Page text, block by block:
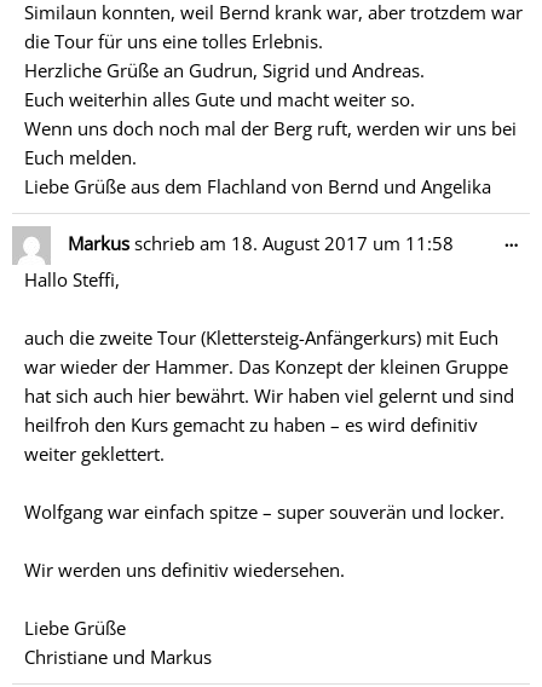
Similaun konnten, weil Bernd krank war, aber trotzdem war
die Tour für uns eine tolles Erlebnis.
Herzliche Grüße an Gudrun, Sigrid und Andreas.
Euch weiterhin alles Gute und macht weiter so.
Wenn uns doch noch mal der Berg ruft, werden wir uns bei
Euch melden.
Liebe Grüße aus dem Flachland von Bernd und Angelika
Markus schrieb am 18. August 2017 um 11:58
Hallo Steffi,
auch die zweite Tour (Klettersteig-Anfängerkurs) mit Euch
war wieder der Hammer. Das Konzept der kleinen Gruppe
hat sich auch hier bewährt. Wir haben viel gelernt und sind
heilfroh den Kurs gemacht zu haben – es wird definitiv
weiter geklettert.
Wolfgang war einfach spitze – super souverän und locker.
Wir werden uns definitiv wiedersehen.
Liebe Grüße
Christiane und Markus
…